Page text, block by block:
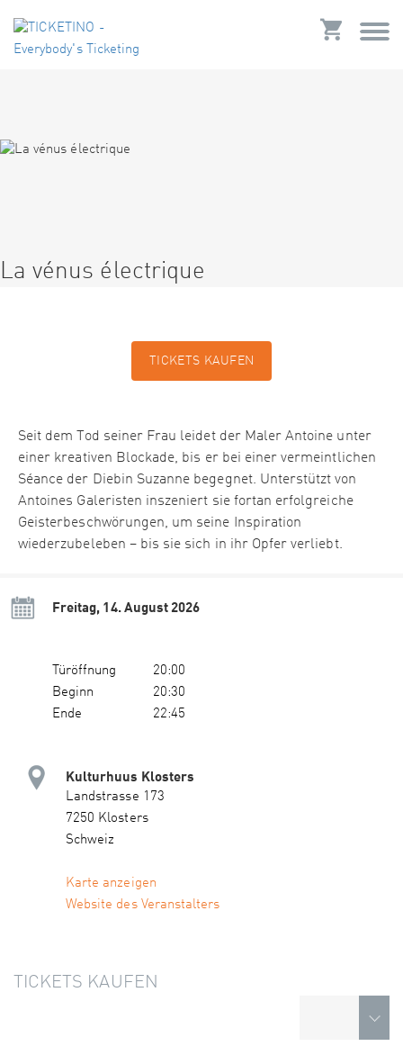
La vénus électrique
TICKETS KAUFEN
Seit dem Tod seiner Frau leidet der Maler Antoine unter
einer kreativen Blockade, bis er bei einer vermeintlichen
Séance der Diebin Suzanne begegnet. Unterstützt von
Antoines Galeristen inszeniert sie fortan erfolgreiche
Geisterbeschwörungen, um seine Inspiration
wiederzubeleben – bis sie sich in ihr Opfer verliebt.
Freitag, 14. August 2026
Türöffnung
20:00
Beginn
20:30
Ende
22:45
Kulturhuus Klosters
Landstrasse 173
7250 Klosters
Schweiz
Karte anzeigen
Website des Veranstalters
TICKETS KAUFEN